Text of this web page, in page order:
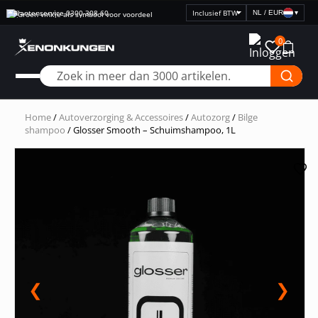
Klantenservice 0300-308 60
Selecteer
prijsweergave
NL / EUR ▾
0
Home/Autoverzorging & Accessoires/Autozorg/ Bilge
shampoo / Glosser Smooth – Schuimshampoo, 1L
❮ ❯